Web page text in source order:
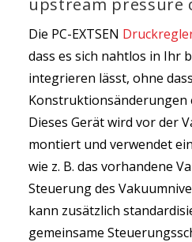
upstream pressure
Die PC-EXTSEN
dass es sich nahtlos in Ihr
integrieren lässt, ohne
Konstruktionsänderungen
Dieses Gerät wird vor der
montiert und verwendet
wie z. B. das vorhandene
Steuerung des
kann zusätzlich
gemeinsame